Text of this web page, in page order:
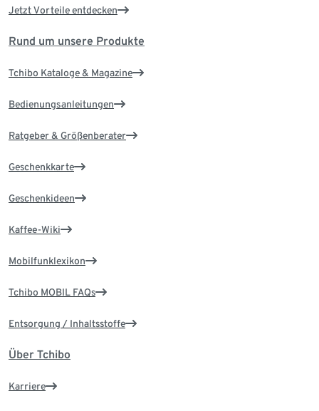
Jetzt Vorteile entdecken
Rund um unsere Produkte
Tchibo Kataloge & Magazine
Bedienungsanleitungen
Ratgeber & Größenberater
Geschenkkarte
Geschenkideen
Kaffee-Wiki
Mobilfunklexikon
Tchibo MOBIL FAQs
Entsorgung / Inhaltsstoffe
Über Tchibo
Karriere